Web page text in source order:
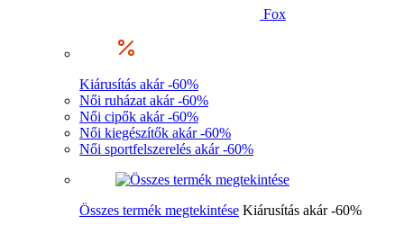
Fox
Kiárusítás akár -60%
Női ruházat akár -60%
Női cipők akár -60%
Női kiegészítők akár -60%
Női sportfelszerelés akár -60%
Összes termék megtekintése Kiárusítás akár -60%